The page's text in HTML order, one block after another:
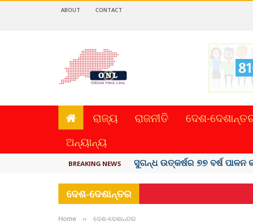
ABOUT CONTACT
ରାଜ୍ୟ ରାଜନୀତି ଦେଶ-
ଅନ୍ୟାନ୍ୟ
BREAKING NEWS ୟୁପିଆଇ ଓ ଅନ୍ୟାନ୍ୟ ଡିଜିଟାଲ୍
ଦେଶ-ଦେଶାନ୍ତର
Home ›› ଦେଶ-ଦେଶାନ୍ତର